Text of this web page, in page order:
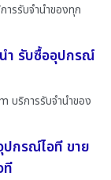
ารรับจำนำของทุก
ำ รับซื้ออุปกรณ์
บริการรับจำนำของ
ปกรณ์ไอที ขาย
ที